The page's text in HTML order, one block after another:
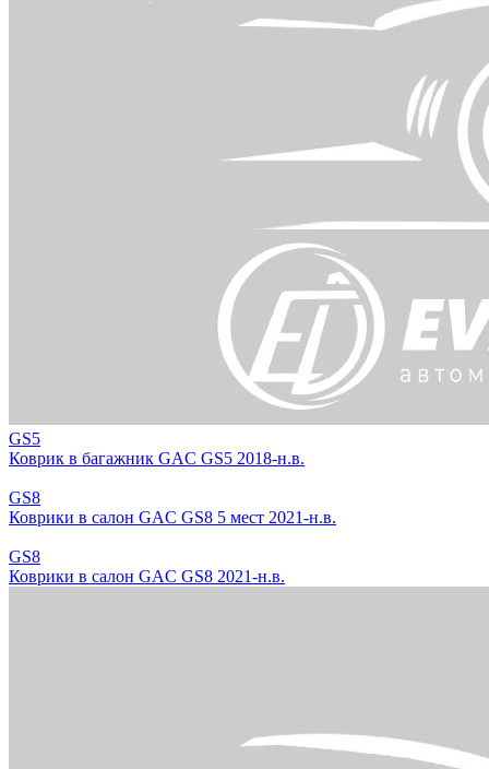
GS5
Коврик в багажник GAC GS5 2018-н.в.
GS8
Коврики в салон GAC GS8 5 мест 2021-н.в.
GS8
Коврики в салон GAC GS8 2021-н.в.